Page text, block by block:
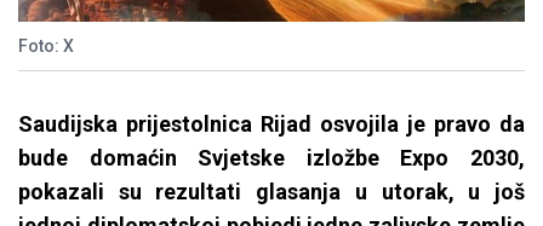
Foto: X
Saudijska prijestolnica Rijad osvojila je pravo da
bude domaćin Svjetske izložbe Expo 2030,
pokazali su rezultati glasanja u utorak, u još